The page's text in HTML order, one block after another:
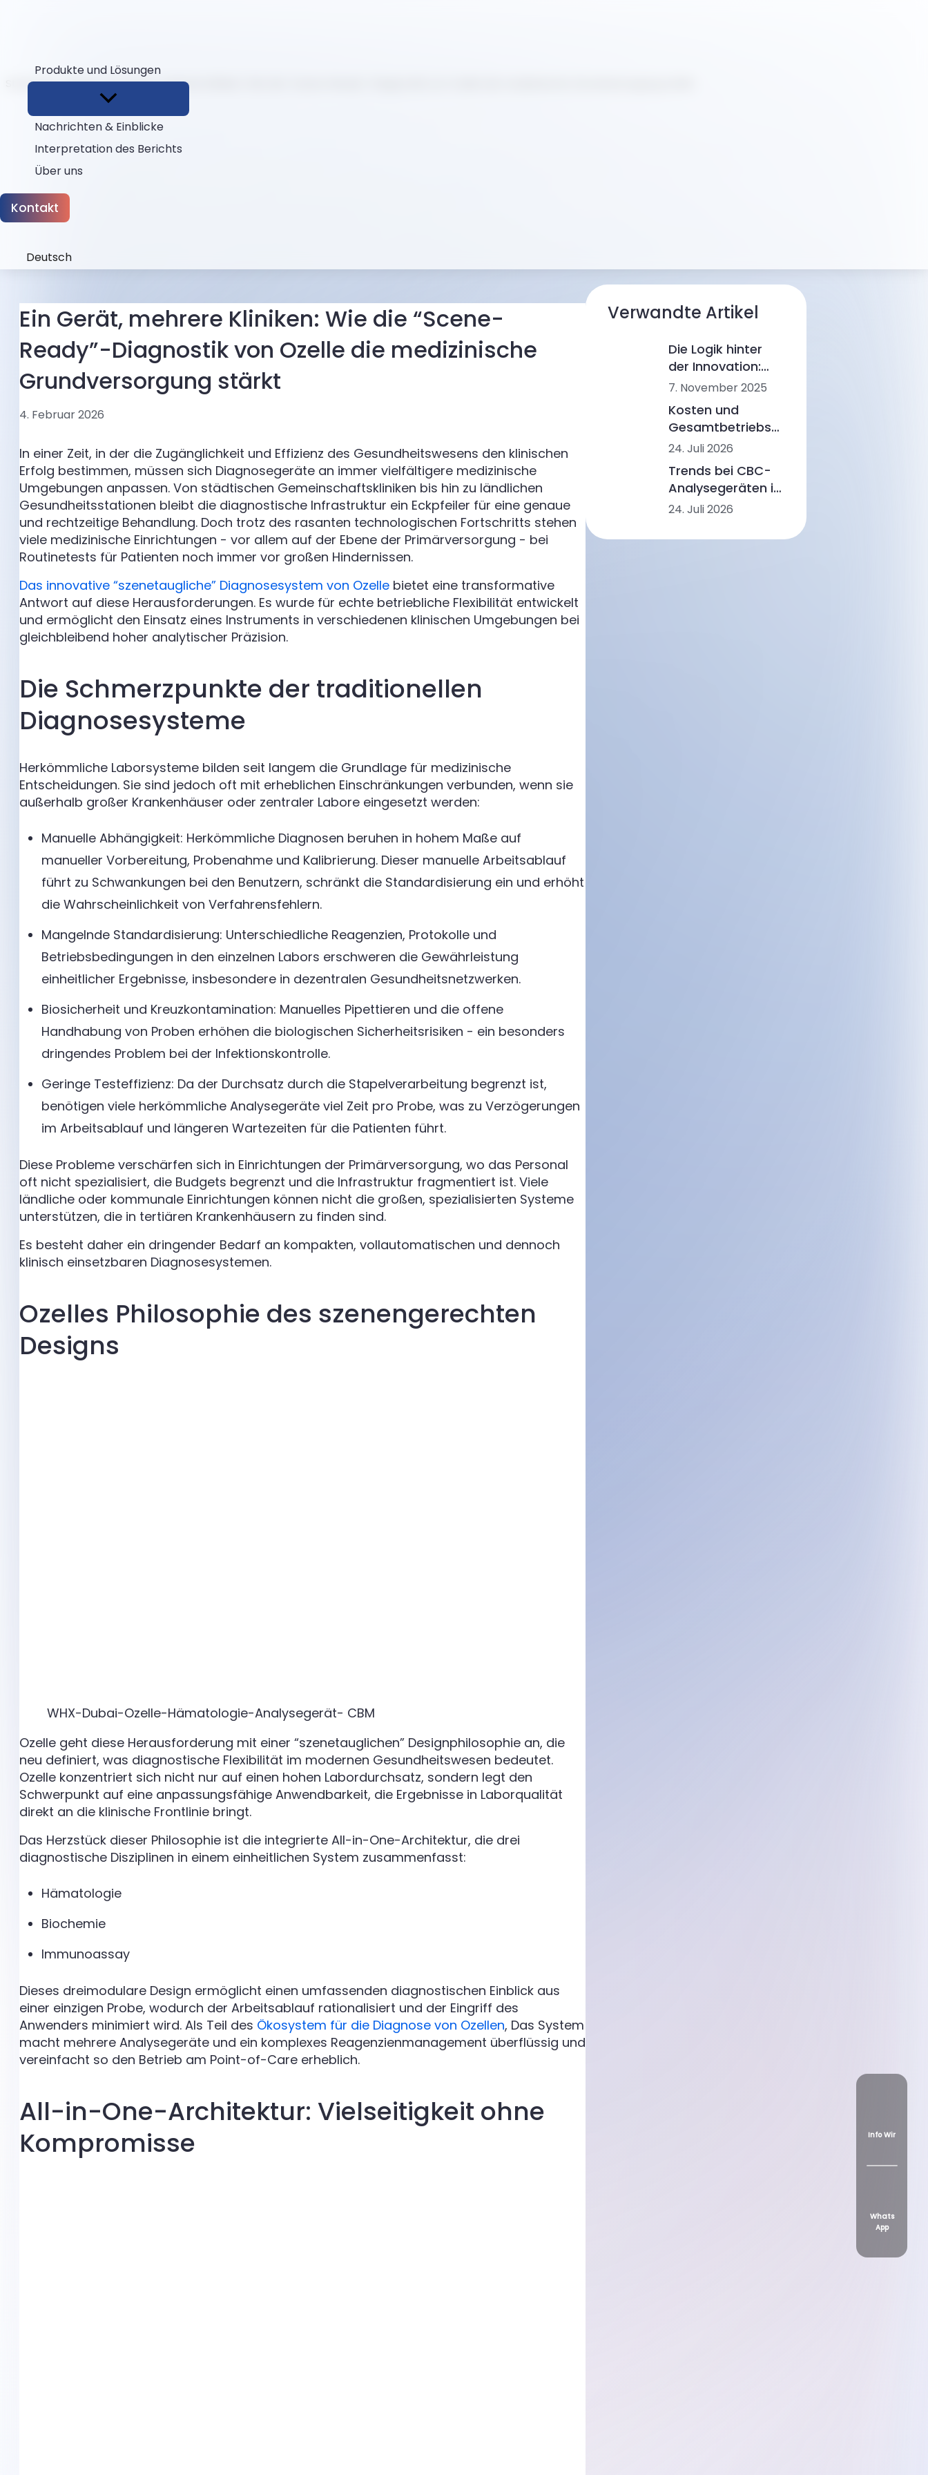
Produkte und Lösungen
Nachrichten & Einblicke
Interpretation des Berichts
Über uns
Kontakt
Deutsch
Startseite Blogs Ein Gerät, mehrere Kliniken: Wie die “Scene-Ready”-Diagnostik von Ozelle die medizinische Grundversorgung stärkt
Ein Gerät, mehrere Kliniken: Wie die “Scene-
Ready”-Diagnostik von Ozelle die medizinische
Grundversorgung stärkt
4. Februar 2026
In einer Zeit, in der die Zugänglichkeit und Effizienz des Gesundheitswesens den klinischen
Erfolg bestimmen, müssen sich Diagnosegeräte an immer vielfältigere medizinische
Umgebungen anpassen. Von städtischen Gemeinschaftskliniken bis hin zu ländlichen
Gesundheitsstationen bleibt die diagnostische Infrastruktur ein Eckpfeiler für eine genaue
und rechtzeitige Behandlung. Doch trotz des rasanten technologischen Fortschritts stehen
viele medizinische Einrichtungen - vor allem auf der Ebene der Primärversorgung - bei
Routinetests für Patienten noch immer vor großen Hindernissen.
Das innovative “szenetaugliche” Diagnosesystem von Ozelle bietet eine transformative
Antwort auf diese Herausforderungen. Es wurde für echte betriebliche Flexibilität entwickelt
und ermöglicht den Einsatz eines Instruments in verschiedenen klinischen Umgebungen bei
gleichbleibend hoher analytischer Präzision.
Die Schmerzpunkte der traditionellen
Diagnosesysteme
Herkömmliche Laborsysteme bilden seit langem die Grundlage für medizinische
Entscheidungen. Sie sind jedoch oft mit erheblichen Einschränkungen verbunden, wenn sie
außerhalb großer Krankenhäuser oder zentraler Labore eingesetzt werden:
Manuelle Abhängigkeit: Herkömmliche Diagnosen beruhen in hohem Maße auf
manueller Vorbereitung, Probenahme und Kalibrierung. Dieser manuelle Arbeitsablauf
führt zu Schwankungen bei den Benutzern, schränkt die Standardisierung ein und erhöht
die Wahrscheinlichkeit von Verfahrensfehlern.
Mangelnde Standardisierung: Unterschiedliche Reagenzien, Protokolle und
Betriebsbedingungen in den einzelnen Labors erschweren die Gewährleistung
einheitlicher Ergebnisse, insbesondere in dezentralen Gesundheitsnetzwerken.
Biosicherheit und Kreuzkontamination: Manuelles Pipettieren und die offene
Handhabung von Proben erhöhen die biologischen Sicherheitsrisiken - ein besonders
dringendes Problem bei der Infektionskontrolle.
Geringe Testeffizienz: Da der Durchsatz durch die Stapelverarbeitung begrenzt ist,
benötigen viele herkömmliche Analysegeräte viel Zeit pro Probe, was zu Verzögerungen
im Arbeitsablauf und längeren Wartezeiten für die Patienten führt.
Diese Probleme verschärfen sich in Einrichtungen der Primärversorgung, wo das Personal
oft nicht spezialisiert, die Budgets begrenzt und die Infrastruktur fragmentiert ist. Viele
ländliche oder kommunale Einrichtungen können nicht die großen, spezialisierten Systeme
unterstützen, die in tertiären Krankenhäusern zu finden sind.
Es besteht daher ein dringender Bedarf an kompakten, vollautomatischen und dennoch
klinisch einsetzbaren Diagnosesystemen.
Ozelles Philosophie des szenengerechten
Designs
WHX-Dubai-Ozelle-Hämatologie-Analysegerät- CBM
Ozelle geht diese Herausforderung mit einer “szenetauglichen” Designphilosophie an, die
neu definiert, was diagnostische Flexibilität im modernen Gesundheitswesen bedeutet.
Ozelle konzentriert sich nicht nur auf einen hohen Labordurchsatz, sondern legt den
Schwerpunkt auf eine anpassungsfähige Anwendbarkeit, die Ergebnisse in Laborqualität
direkt an die klinische Frontlinie bringt.
Das Herzstück dieser Philosophie ist die integrierte All-in-One-Architektur, die drei
diagnostische Disziplinen in einem einheitlichen System zusammenfasst:
Hämatologie
Biochemie
Immunoassay
Dieses dreimodulare Design ermöglicht einen umfassenden diagnostischen Einblick aus
einer einzigen Probe, wodurch der Arbeitsablauf rationalisiert und der Eingriff des
Anwenders minimiert wird. Als Teil des Ökosystem für die Diagnose von Ozellen, Das System
macht mehrere Analysegeräte und ein komplexes Reagenzienmanagement überflüssig und
vereinfacht so den Betrieb am Point-of-Care erheblich.
All-in-One-Architektur: Vielseitigkeit ohne
Kompromisse
Verwandte Artikel
Die Logik hinter
der Innovation:
Wie Ozelle die
Diagnostik mit KI
und CBM
umgestaltet
7. November 2025
Kosten und
Gesamtbetriebskosten
(TCO) von CBC-
Analysegeräten:
Preisspannen,
Arbeitsabläufe
und
24. Juli 2026
Trends bei CBC-
Analysegeräten in
Lateinamerika:
KI-Morphologie
24. Juli 2026
Info Wir
Whats
App